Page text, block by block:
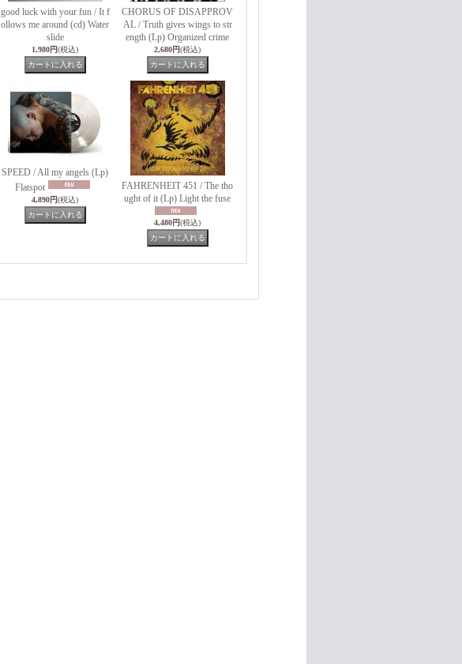
good luck with your fun / It f
ollows me around (cd) Water
slide
1,980円(税込)
CHORUS OF DISAPPROV
AL / Truth gives wings to str
ength (Lp) Organized crime
2,680円(税込)
SPEED / All my angels (Lp)
Flatspot
4,890円(税込)
FAHRENHEIT 451 / The tho
ught of it (Lp) Light the fuse
4,480円(税込)